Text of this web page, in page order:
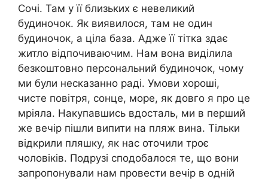
Сочі. Там у її близьких є невеликий
будиночок. Як виявилося, там не один
будиночок, а ціла база. Адже її тітка здає
житло відпочиваючим. Нам вона виділила
безкоштовно персональний будиночок, чому
ми були несказанно раді. Умови хороші,
чисте повітря, сонце, море, як довго я про це
мріяла. Накупавшись вдосталь, ми в перший
же вечір пішли випити на пляж вина. Тільки
відкрили пляшку, як нас оточили троє
чоловіків. Подрузі сподобалося те, що вони
запропонували нам провести вечір в одній